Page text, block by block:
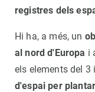
registres dels
Hi ha, a més, un
al nord d'Europa i
els elements del 3
d'espai per